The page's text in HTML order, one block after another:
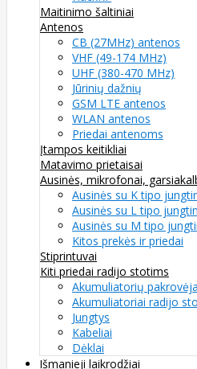
Maitinimo šaltiniai
Antenos
CB (27MHz) antenos
VHF (49-174 MHz)
UHF (380-470 MHz)
Jūrinių dažnių
GSM LTE antenos
WLAN antenos
Priedai antenoms
Įtampos keitikliai
Matavimo prietaisai
Ausinės, mikrofonai,
Ausinės su K tipo
Ausinės su L tipo
Ausinės su M tipo
Kitos prekės ir priedai
Stiprintuvai
Kiti priedai radijo stotims
Akumuliatorių
Akumuliatoriai radijo
Jungtys
Kabeliai
Dėklai
Išmanieji laikrodžiai